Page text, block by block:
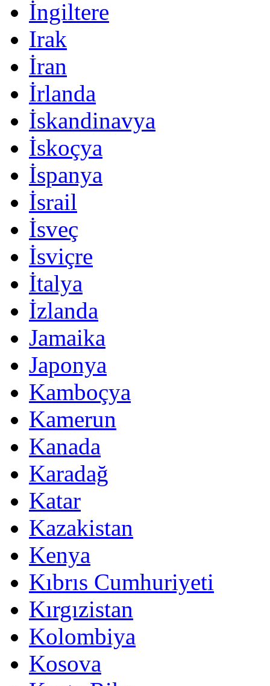
İngiltere
Irak
İran
İrlanda
İskandinavya
İskoçya
İspanya
İsrail
İsveç
İsviçre
İtalya
İzlanda
Jamaika
Japonya
Kamboçya
Kamerun
Kanada
Karadağ
Katar
Kazakistan
Kenya
Kıbrıs Cumhuriyeti
Kırgızistan
Kolombiya
Kosova